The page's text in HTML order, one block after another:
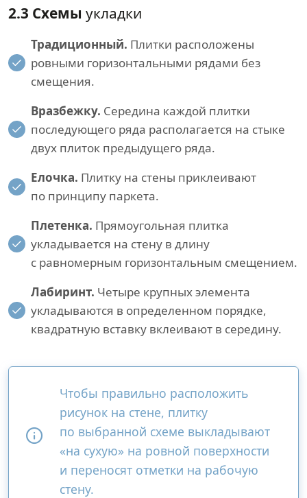
2.3 Схемы укладки
Традиционный. Плитки расположены
ровными горизонтальными рядами без
смещения.
Вразбежку. Середина каждой плитки
последующего ряда располагается на стыке
двух плиток предыдущего ряда.
Елочка. Плитку на стены приклеивают
по принципу паркета.
Плетенка. Прямоугольная плитка
укладывается на стену в длину
с равномерным горизонтальным смещением.
Лабиринт. Четыре крупных элемента
укладываются в определенном порядке,
квадратную вставку вклеивают в середину.
Чтобы правильно расположить
рисунок на стене, плитку
по выбранной схеме выкладывают
«на сухую» на ровной поверхности
и переносят отметки на рабочую
стену.